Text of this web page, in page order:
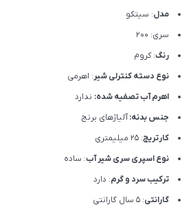
مدل: سیتکو
سری: 200
رنگ: کروم
نوع دسته کنترلی شیر: اهرمی
اهرم آب تصفیه شده: ندارد
جنس بدنه:آلیاژهای برنج
کارتریج: 25 میلیمتری
نوع اسپری سری شیر آب: ساده
ترکیب سرد و گرم: دارد
گارانتی: 5 سال گارانتی